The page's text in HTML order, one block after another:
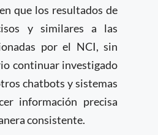
que los resultados de
y similares a las
por el NCI, sin
continuar investigado
chatbots y sistemas
información precisa
consistente.